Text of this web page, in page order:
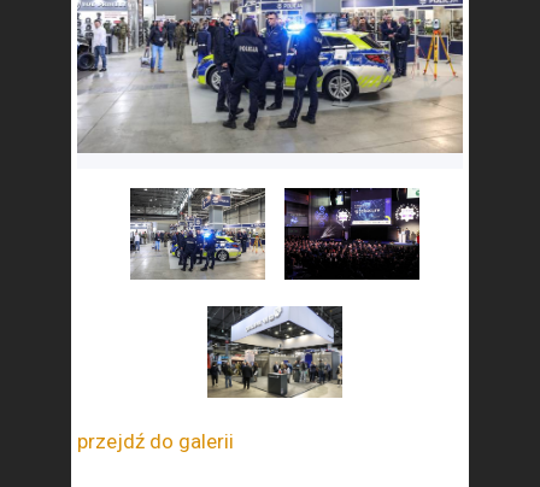
przejdź do galerii